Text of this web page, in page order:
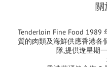
關
Tenderloin Fine Food 1989
質的肉類及海鮮供應香港各
隊,提供逢星期